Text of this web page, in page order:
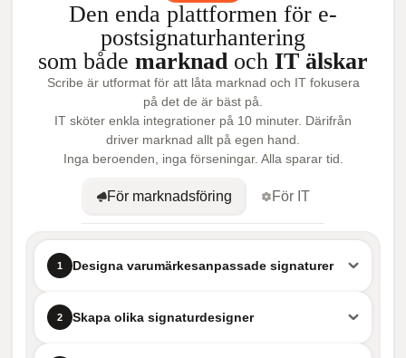
Den enda plattformen för e-
postsignaturhantering
som både marknadoch IT älskar
Scribe är utformat för att låta marknad och IT fokusera
på det de är bäst på.
IT sköter enkla integrationer på 10 minuter. Därifrån
driver marknad allt på egen hand.
Inga beroenden, inga förseningar. Alla sparar tid.
För marknadsföring För IT
1 Designa varumärkesanpassade signaturer
2 Skapa olika signaturdesigner